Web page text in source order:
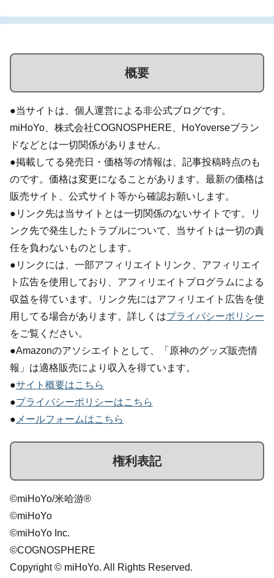
概要
●当サイトは、個人運営による非公式ブログです。
miHoYo、株式会社COGNOSPHERE、HoYoverseブラン
ドなどとは一切関係がありません。
●掲載してる発売日・価格等の情報は、記事投稿時点のも
のです。価格は変更になることがあります。最新の価格は
販売サイト、公式サイト等から確認お願いします。
●リンク先は当サイトとは一切関係のないサイトです。リ
ンク先で発生したトラブルについて、当サイトは一切の責
任を負わないものとします。
●リンクには、一部アフィリエイトリンク、アフィリエイ
ト広告を使用しており、アフィリエイトプログラムによる
収益を得ています。リンク先にはアフィリエイト広告を使
用してる場合があります。詳しくはプライバシーポリシー
をご覧ください。
●Amazonのアソシエイトとして、「原神のグッズ販売情
報」は適格販売により収入を得ています。
●サイト概要はこちら
●プライバシーポリシーはこちら
● メールフォームはこちら
権利表記
©miHoYo/米哈游®
©miHoYo
©miHoYo Inc.
©COGNOSPHERE
Copyright © miHoYo. All Rights Reserved.